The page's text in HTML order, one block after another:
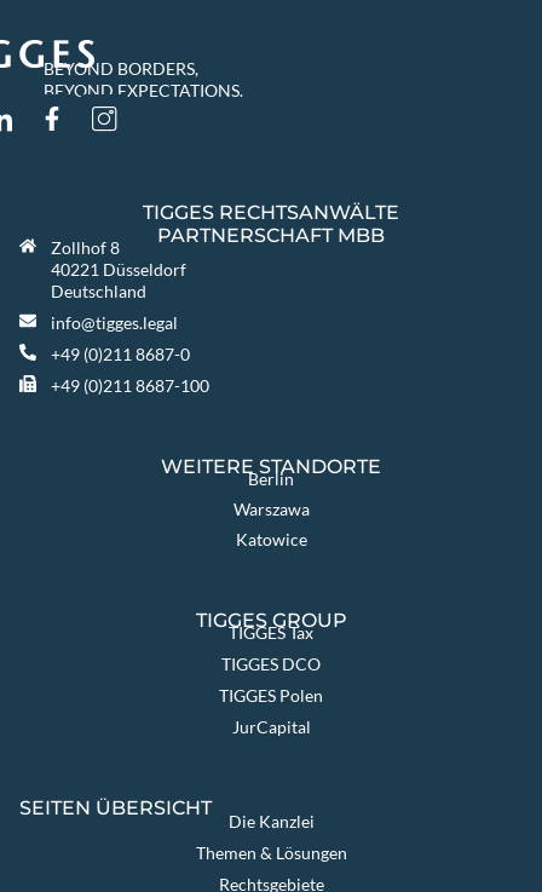
BEYOND BORDERS,
BEYOND EXPECTATIONS.
TIGGES RECHTSANWÄLTE
PARTNERSCHAFT MBB
Zollhof 8
40221 Düsseldorf
Deutschland
info@tigges.legal
+49 (0)211 8687-0
+49 (0)211 8687-100
WEITERE STANDORTE
Berlin
Warszawa
Katowice
TIGGES GROUP
TIGGES Tax
TIGGES DCO
TIGGES Polen
JurCapital
SEITEN ÜBERSICHT
Die Kanzlei
Themen & Lösungen
Rechtsgebiete